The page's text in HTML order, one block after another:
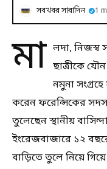
সবখবর সারাদিন 1
মা লদা, নিজস্ব
ছাত্রীকে
নমুনা
করেন ফরেন্সিকের
তুলেছেন স্থানীয়
ইংরেজবাজারে ১২
বাড়িতে তুলে নিয়ে